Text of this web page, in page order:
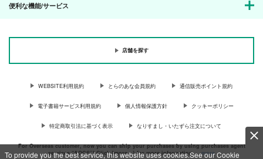
To provide you the best service, this website uses cookies.See our Cookie
ぱらのいあいずむ
550円（税込）
たちと時々緑間くん
1,100円（税込）
（2）～チョコ×5編～
440円
便利な機能/サービス
店舗を探す
WEBSITE利用規約 とらのあな会員規約 通信販売ポイント規約
電子書籍サービス利用規約 個人情報保護方針 クッキーポリシー
特定商取引法に基づく表示 なりすまし・いたずら注文について
For Overseas customer, now you can ship your purchases by using purchases agent
services “AOCS”! Click {more…} for more information …more